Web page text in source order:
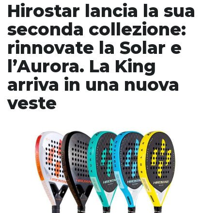
Hirostar lancia la sua
seconda collezione:
rinnovate la Solar e
l’Aurora. La King
arriva in una nuova
veste